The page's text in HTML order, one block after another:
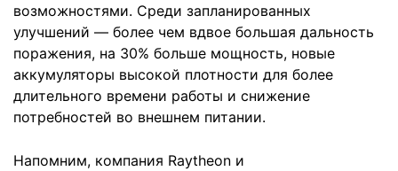
возможностями. Среди запланированных
улучшений — более чем вдвое большая дальность
поражения, на 30% больше мощность, новые
аккумуляторы высокой плотности для более
длительного времени работы и снижение
потребностей во внешнем питании.
Напомним, компания Raytheon и